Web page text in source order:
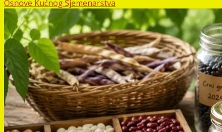
Osnove Kućnog Sjemenarstva